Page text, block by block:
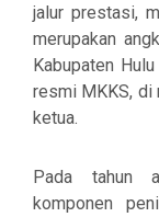
jalur prestasi,
merupakan
Kabupaten
resmi MKKS, di
ketua.
Pada tahun
komponen